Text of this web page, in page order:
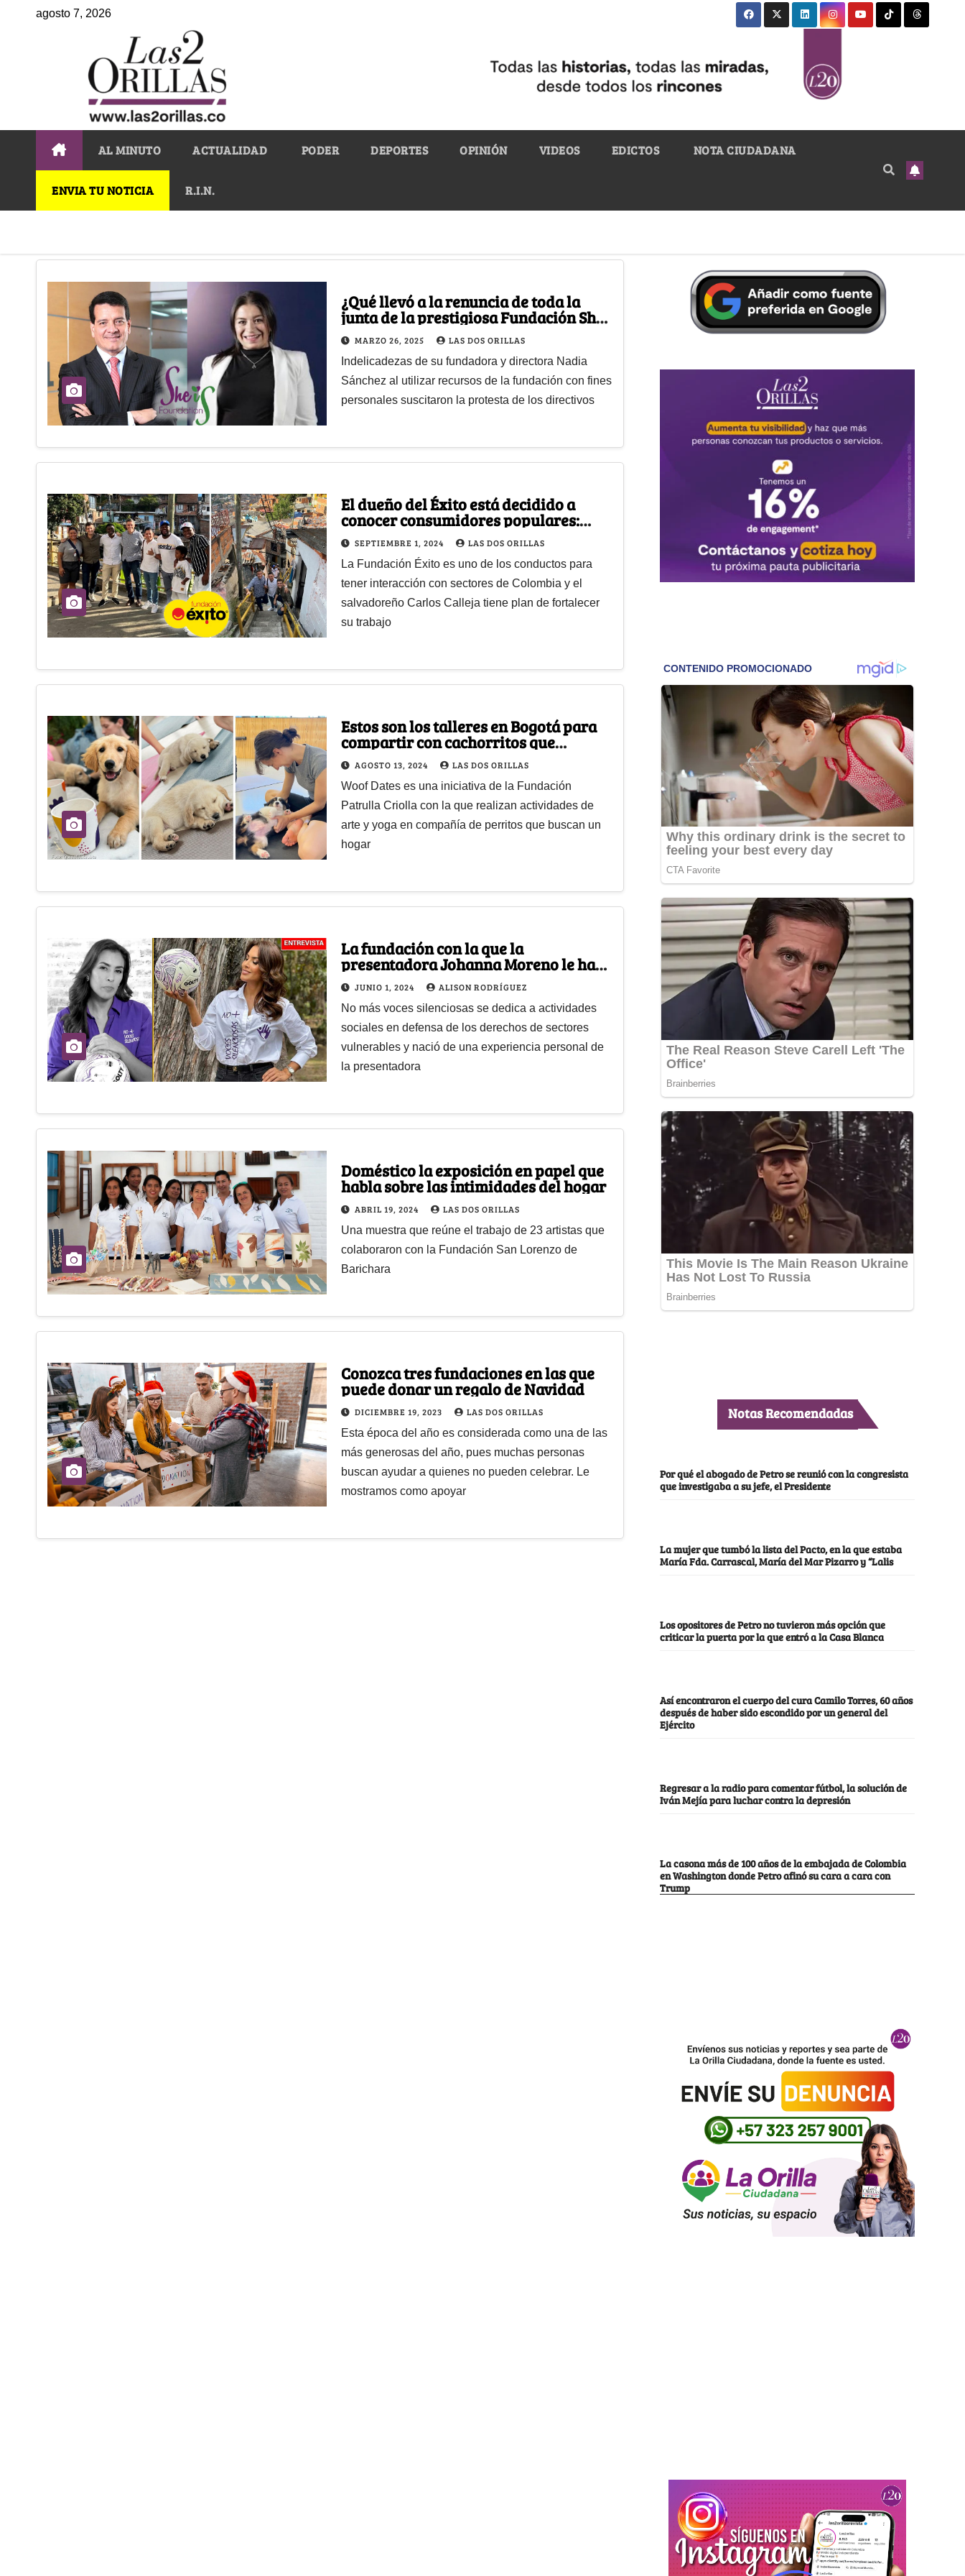
agosto 7, 2026
AL MINUTO ACTUALIDAD PODER DEPORTES OPINIÓN VIDEOS EDICTOS NOTA CIUDADANA
ENVIA TU NOTICIA R.I.N.
¿Qué llevó a la renuncia de toda la
junta de la prestigiosa Fundación She
Is, incluido Felipe Bayón?
MARZO 26, 2025 LAS DOS ORILLAS
Indelicadezas de su fundadora y directora Nadia
Sánchez al utilizar recursos de la fundación con fines
personales suscitaron la protesta de los directivos
El dueño del Éxito está decidido a
conocer consumidores populares:
estuvo en la Comuna 13 de Medellín
SEPTIEMBRE 1, 2024 LAS DOS ORILLAS
La Fundación Éxito es uno de los conductos para
tener interacción con sectores de Colombia y el
salvadoreño Carlos Calleja tiene plan de fortalecer
su trabajo
Estos son los talleres en Bogotá para
compartir con cachorritos que
también puede adoptar
AGOSTO 13, 2024 LAS DOS ORILLAS
Woof Dates es una iniciativa de la Fundación
Patrulla Criolla con la que realizan actividades de
arte y yoga en compañía de perritos que buscan un
hogar
La fundación con la que la
presentadora Johanna Moreno le hace
frente a la violencia
JUNIO 1, 2024 ALISON RODRÍGUEZ
No más voces silenciosas se dedica a actividades
sociales en defensa de los derechos de sectores
vulnerables y nació de una experiencia personal de
la presentadora
Doméstico la exposición en papel que
habla sobre las intimidades del hogar
ABRIL 19, 2024 LAS DOS ORILLAS
Una muestra que reúne el trabajo de 23 artistas que
colaboraron con la Fundación San Lorenzo de
Barichara
Conozca tres fundaciones en las que
puede donar un regalo de Navidad
DICIEMBRE 19, 2023 LAS DOS ORILLAS
Esta época del año es considerada como una de las
más generosas del año, pues muchas personas
buscan ayudar a quienes no pueden celebrar. Le
mostramos como apoyar
Notas Recomendadas
Por qué el abogado de Petro se reunió con la congresista
que investigaba a su jefe, el Presidente
La mujer que tumbó la lista del Pacto, en la que estaba
María Fda. Carrascal, María del Mar Pizarro y “Lalis
Los opositores de Petro no tuvieron más opción que
criticar la puerta por la que entró a la Casa Blanca
Así encontraron el cuerpo del cura Camilo Torres, 60 años
después de haber sido escondido por un general del
Ejército
Regresar a la radio para comentar fútbol, la solución de
Iván Mejía para luchar contra la depresión
La casona más de 100 años de la embajada de Colombia
en Washington donde Petro afinó su cara a cara con
Trump